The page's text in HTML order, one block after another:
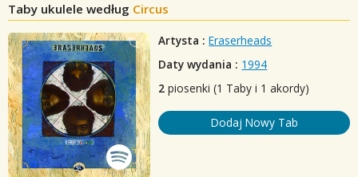
Taby ukulele według Circus
Artysta : Eraserheads
Daty wydania : 1994
2 piosenki (1 Taby i 1 akordy)
Dodaj Nowy Tab